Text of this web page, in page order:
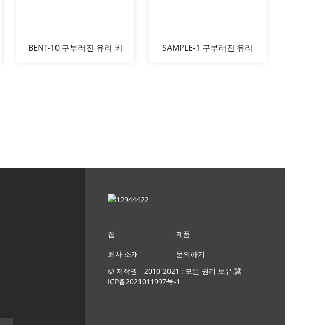
BENT-10 구부러진 유리 커
SAMPLE-1 구부러진 유리
집 제품
회사 소개
문의하기
© 저작권 - 2010-2021 : 모든 권리 보유.冀
ICP备2021011997号-1